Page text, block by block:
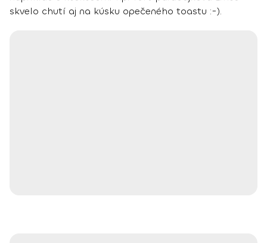
skvelo chutí aj na kúsku opečeného toastu :-).